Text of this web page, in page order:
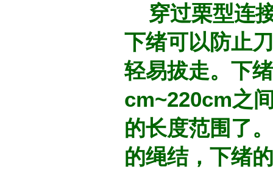
穿过栗型连
下绪可以防止
轻易拔走。下
cm~220cm之
的长度范围了
的绳结，下绪